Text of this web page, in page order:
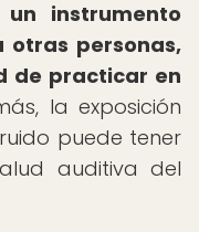
instrumento
otras personas,
de practicar en
la exposición
puede tener
auditiva del